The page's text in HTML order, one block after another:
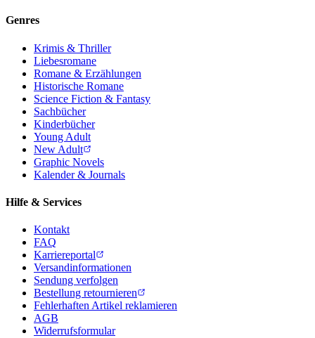
Genres
Krimis & Thriller
Liebesromane
Romane & Erzählungen
Historische Romane
Science Fiction & Fantasy
Sachbücher
Kinderbücher
Young Adult
New Adult
Graphic Novels
Kalender & Journals
Hilfe & Services
Kontakt
FAQ
Karriereportal
Versandinformationen
Sendung verfolgen
Bestellung retournieren
Fehlerhaften Artikel reklamieren
AGB
Widerrufsformular